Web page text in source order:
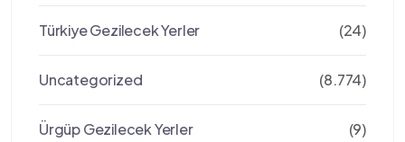
Türkiye Gezilecek Yerler (24)
Uncategorized (8.774)
Ürgüp Gezilecek Yerler (9)